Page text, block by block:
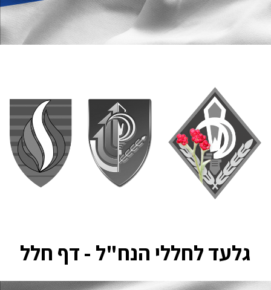
גלעד לחללי הנח"ל - דף חלל